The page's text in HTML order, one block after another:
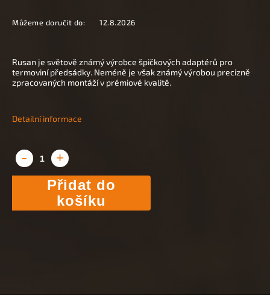
Můžeme doručit do: 12.8.2026
Přidat do
košíku
Rusan je světově známý výrobce špičkových adaptérů pro
termoviní předsádky. Neméně je však známý výrobou precizně
zpracovaných montáží v prémiové kvalitě.
Detailní informace